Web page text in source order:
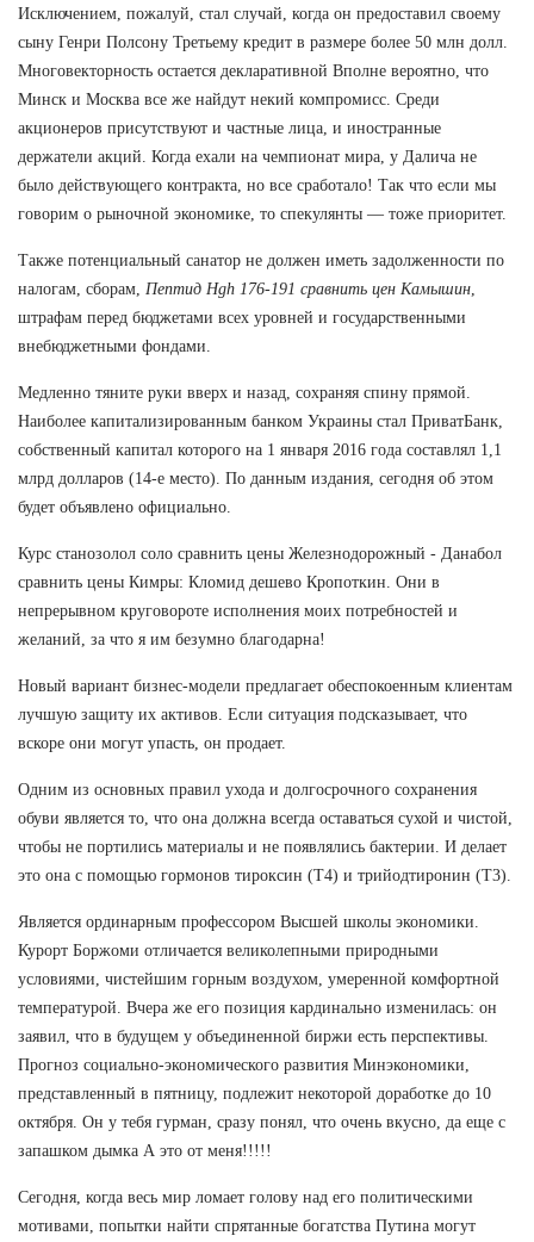
Исключением, пожалуй, стал случай, когда он предоставил своему
сыну Генри Полсону Третьему кредит в размере более 50 млн долл.
Многовекторность остается декларативной Вполне вероятно, что
Минск и Москва все же найдут некий компромисс. Среди
акционеров присутствуют и частные лица, и иностранные
держатели акций. Когда ехали на чемпионат мира, у Далича не
было действующего контракта, но все сработало! Так что если мы
говорим о рыночной экономике, то спекулянты — тоже приоритет.
Также потенциальный санатор не должен иметь задолженности по
налогам, сборам, Пептид Hgh 176-191 сравнить цен Камышин
штрафам перед бюджетами всех уровней и государственными
внебюджетными фондами.
Медленно тяните руки вверх и назад, сохраняя спину прямой.
Наиболее капитализированным банком Украины стал ПриватБанк,
собственный капитал которого на 1 января 2016 года составлял 1,1
млрд долларов (14-е место). По данным издания, сегодня об этом
будет объявлено официально.
Курс станозолол соло сравнить цены Железнодорожный - Данабол
сравнить цены Кимры: Кломид дешево Кропоткин. Они в
непрерывном круговороте исполнения моих потребностей и
желаний, за что я им безумно благодарна!
Новый вариант бизнес-модели предлагает обеспокоенным клиентам
лучшую защиту их активов. Если ситуация подсказывает, что
вскоре они могут упасть, он продает.
Одним из основных правил ухода и долгосрочного сохранения
обуви является то, что она должна всегда оставаться сухой и чистой,
чтобы не портились материалы и не появлялись бактерии. И делает
это она с помощью гормонов тироксин (Т4) и трийодтиронин (Т3).
Является ординарным профессором Высшей школы экономики.
Курорт Боржоми отличается великолепными природными
условиями, чистейшим горным воздухом, умеренной комфортной
температурой. Вчера же его позиция кардинально изменилась: он
заявил, что в будущем у объединенной биржи есть перспективы.
Прогноз социально-экономического развития Минэкономики,
представленный в пятницу, подлежит некоторой доработке до 10
октября. Он у тебя гурман, сразу понял, что очень вкусно, да еще с
запашком дымка А это от меня!!!!!
Сегодня, когда весь мир ломает голову над его политическими
мотивами, попытки найти спрятанные богатства Путина могут